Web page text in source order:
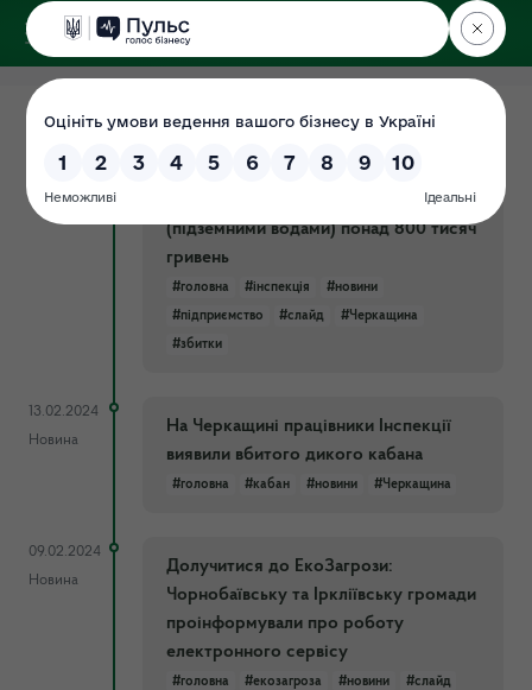
ДЕРЖЕКОІНСПЕКЦІЯ
Центрального округу
25.10.2024
Новина
доведеться сплатити шкоду за
незаконне користування надрами
(підземними водами) понад 800 тисяч
гривень
#головна #інспекція
#новини
#підприємство
#слайд
#Черкащина
#збитки
13.02.2024
Новина
На Черкащині працівники Інспекції
виявили вбитого дикого кабана
#головна #кабан #новини #Черкащина
09.02.2024
Новина
Долучитися до ЕкоЗагрози:
Чорнобаївську та Іркліївську громади
проінформували про роботу
електронного сервісу
#головна #екозагроза #новини
#слайд